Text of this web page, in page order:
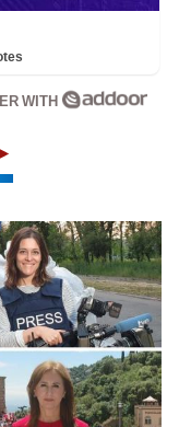
WITH